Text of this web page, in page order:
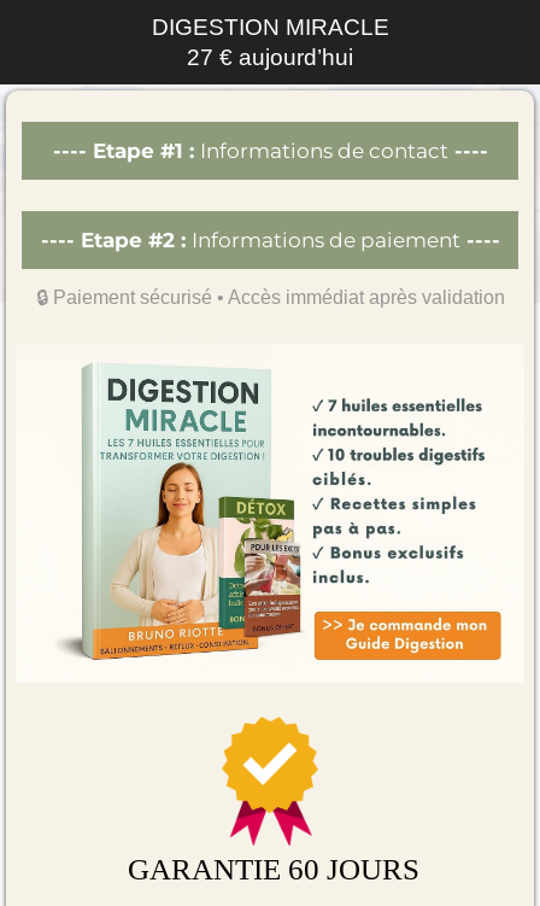
DIGESTION MIRACLE
27 € aujourd’hui
---- Etape #1 : Informations de contact ----
---- Etape #2 : Informations de paiement ----
🔒 Paiement sécurisé • Accès immédiat après validation
GARANTIE 60 JOURS